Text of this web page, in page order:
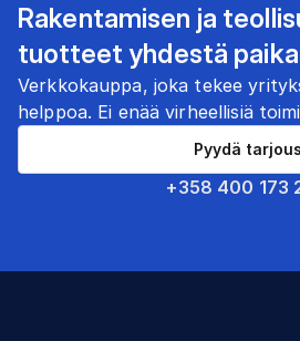
Rakentamisen ja
tuotteet yhdestä
Verkkokauppa, joka tekee
helppoa. Ei enää virheellisiä
+358 400 173
Pyydä tarjous